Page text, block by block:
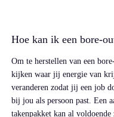
Hoe kan ik een bore-
Om te herstellen van een
kijken waar jij energie van
veranderen zodat jij een job
bij jou als persoon past. Een
takenpakket kan al